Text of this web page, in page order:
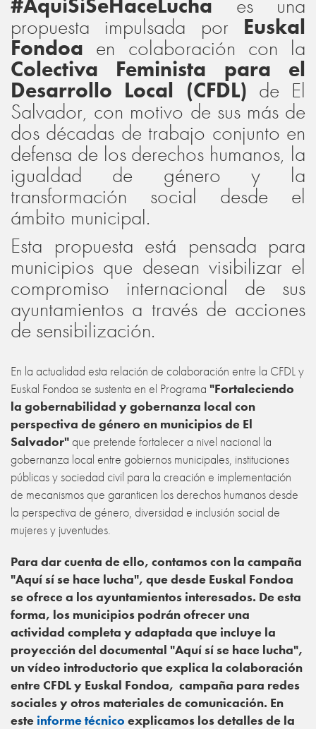
#AquíSíSeHaceLucha es una
propuesta impulsada por Euskal
Fondoa en colaboración con la
Colectiva Feminista para el
Desarrollo Local (CFDL) de El
Salvador, con motivo de sus más de
dos décadas de trabajo conjunto en
defensa de los derechos humanos, la
igualdad de género y la
transformación social desde el
ámbito municipal.
Esta propuesta está pensada para
municipios que desean visibilizar el
compromiso internacional de sus
ayuntamientos a través de acciones
de sensibilización.
En la actualidad esta relación de colaboración entre la CFDL y
Euskal Fondoa se sustenta en el Programa "Fortaleciendo
la gobernabilidad y gobernanza local con
perspectiva de género en municipios de El
Salvador"que pretende fortalecer a nivel nacional la
gobernanza local entre gobiernos municipales, instituciones
públicas y sociedad civil para la creación e implementación
de mecanismos que garanticen los derechos humanos desde
la perspectiva de género, diversidad e inclusión social de
mujeres y juventudes.
Para dar cuenta de ello, contamos con la campaña
"Aquí sí se hace lucha", que desde Euskal Fondoa
se ofrece a los ayuntamientos interesados. De esta
forma, los municipios podrán ofrecer una
actividad completa y adaptada que incluye la
proyección del documental "Aquí sí se hace lucha",
un vídeo introductorio que explica la colaboración
entre CFDL y Euskal Fondoa, campaña para redes
sociales y otros materiales de comunicación. En
este informe técnico explicamos los detalles de la